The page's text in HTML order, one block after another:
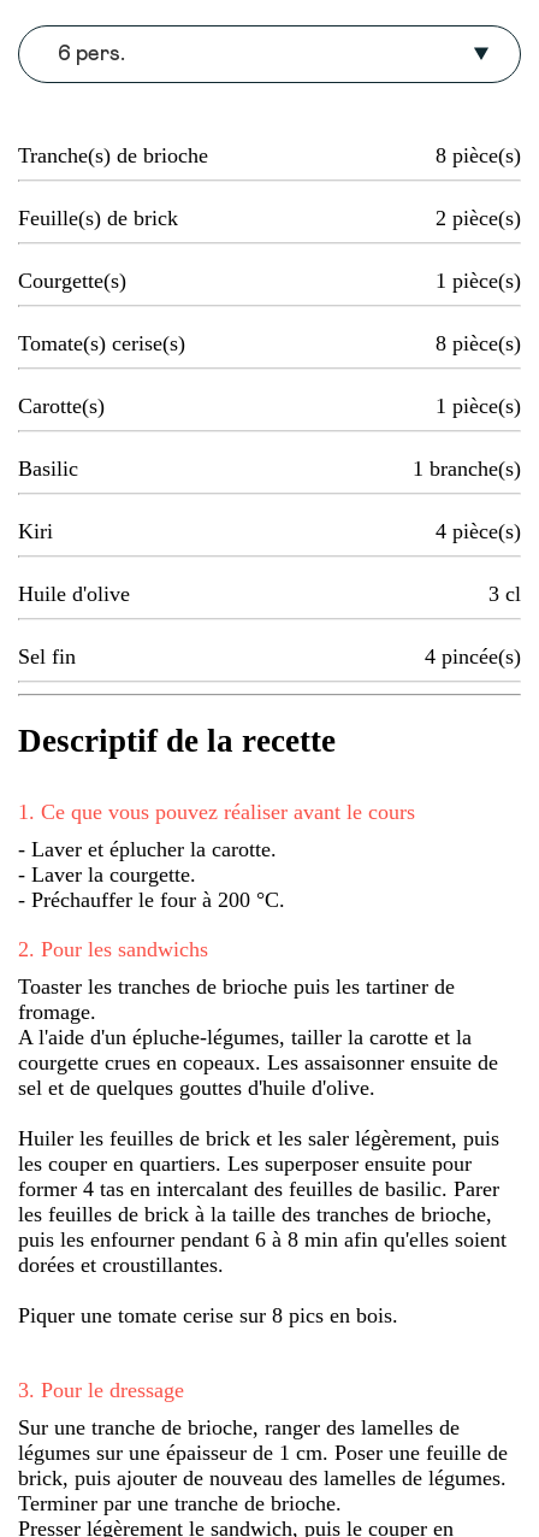
6 pers.
Tranche(s) de brioche 8 pièce(s)
Feuille(s) de brick 2 pièce(s)
Courgette(s) 1 pièce(s)
Tomate(s) cerise(s) 8 pièce(s)
Carotte(s) 1 pièce(s)
Basilic 1 branche(s)
Kiri 4 pièce(s)
Huile d'olive 3 cl
Sel fin 4 pincée(s)
Descriptif de la recette
1 . Ce que vous pouvez réaliser avant le cours
- Laver et éplucher la carotte.
- Laver la courgette.
- Préchauffer le four à 200 °C.
2. Pour les sandwichs
Toaster les tranches de brioche puis les tartiner de
fromage.
A l'aide d'un épluche-légumes, tailler la carotte et la
courgette crues en copeaux. Les assaisonner ensuite de
sel et de quelques gouttes d'huile d'olive.
Huiler les feuilles de brick et les saler légèrement, puis
les couper en quartiers. Les superposer ensuite pour
former 4 tas en intercalant des feuilles de basilic. Parer
les feuilles de brick à la taille des tranches de brioche,
puis les enfourner pendant 6 à 8 min afin qu'elles soient
dorées et croustillantes.
Piquer une tomate cerise sur 8 pics en bois.
3. Pour le dressage
Sur une tranche de brioche, ranger des lamelles de
légumes sur une épaisseur de 1 cm. Poser une feuille de
brick, puis ajouter de nouveau des lamelles de légumes.
Terminer par une tranche de brioche.
Presser légèrement le sandwich, puis le couper en